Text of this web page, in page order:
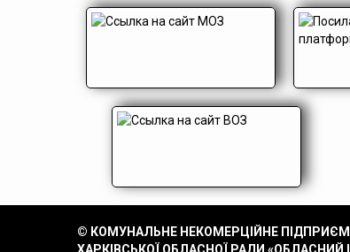
© КОМУНАЛЬНЕ НЕКОМЕРЦІЙНЕ